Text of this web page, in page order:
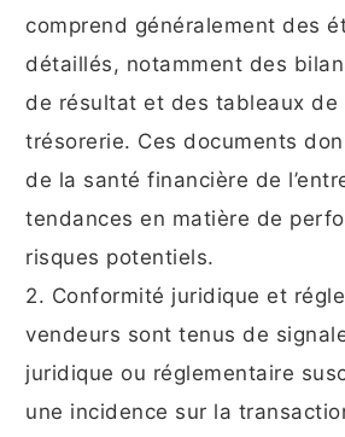
comprend généralement des
détaillés, notamment des
de résultat et des tableaux de
trésorerie. Ces documents
de la santé financière de
tendances en matière de
risques potentiels.
2. Conformité juridique et
vendeurs sont tenus de
juridique ou réglementaire
une incidence sur la